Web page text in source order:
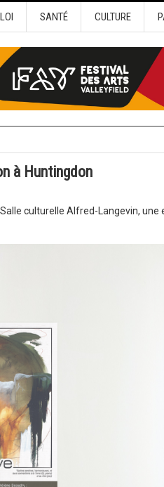
SANTÉ CULTURE
à Huntingdon
culturelle Alfred-Langevin,